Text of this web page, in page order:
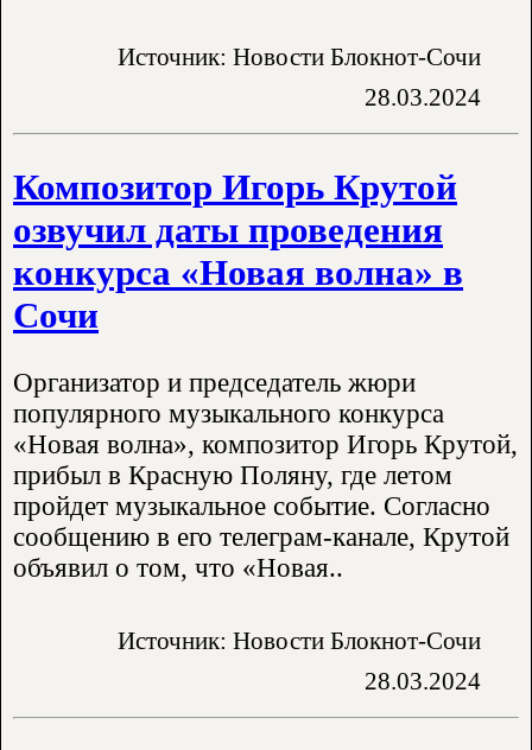
Источник: Новости Блокнот-Сочи
28.03.2024
Композитор Игорь Крутой
озвучил даты проведения
конкурса «Новая волна» в
Сочи
Организатор и председатель жюри
популярного музыкального конкурса
«Новая волна», композитор Игорь Крутой,
прибыл в Красную Поляну, где летом
пройдет музыкальное событие. Согласно
сообщению в его телеграм-канале, Крутой
объявил о том, что «Новая..
Источник: Новости Блокнот-Сочи
28.03.2024